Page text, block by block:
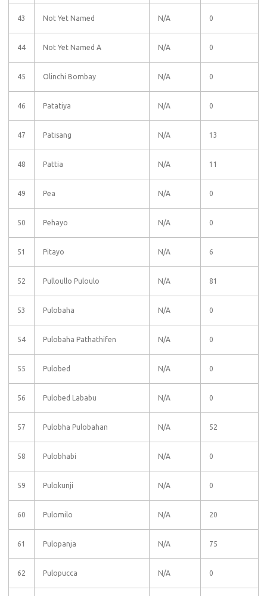
43 Not Yet Named N/A 0
44 Not Yet Named A N/A 0
45 Olinchi Bombay N/A 0
46 Patatiya N/A 0
47 Patisang N/A 13
48 Pattia N/A 11
49 Pea N/A 0
50 Pehayo N/A 0
51 Pitayo N/A 6
52 Pulloullo Puloulo N/A 81
53 Pulobaha N/A 0
54 Pulobaha Pathathifen N/A 0
55 Pulobed N/A 0
56 Pulobed Lababu N/A 0
57 Pulobha Pulobahan N/A 52
58 Pulobhabi N/A 0
59 Pulokunji N/A 0
60 Pulomilo N/A 20
61 Pulopanja N/A 75
62 Pulopucca N/A 0